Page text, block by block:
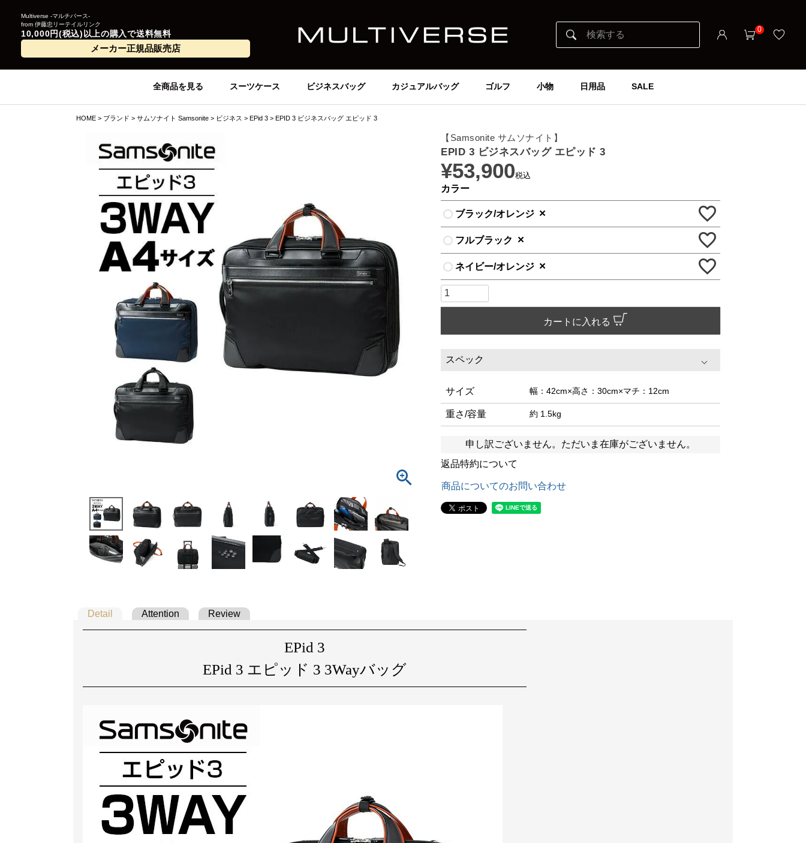
Multiverse -マルチバース-
from 伊藤忠リーテイルリンク
10,000円(税込)以上の購入で送料無料
メーカー正規品販売店
0
全商品を見る スーツケース ビジネスバッグ カジュアルバッグ ゴルフ 小物 日用品 SALE
HOME ブランド サムソナイト Samsonite ビジネス EPid 3 EPID 3 ビジネスバッグ エピッド 3
【Samsonite サムソナイト】
EPID 3 ビジネスバッグ エピッド 3
¥53,900税込
カラー
ブラック/オレンジ ×
フルブラック ×
ネイビー/オレンジ ×
カートに入れる
スペック
サイズ 幅：42cm×高さ：30cm×マチ：12cm
重さ/容量 約 1.5kg
申し訳ございません。ただいま在庫がございません。
返品特約について
商品についてのお問い合わせ
Detail Attention Review
EPid 3
EPid 3 エピッド 3 3Wayバッグ